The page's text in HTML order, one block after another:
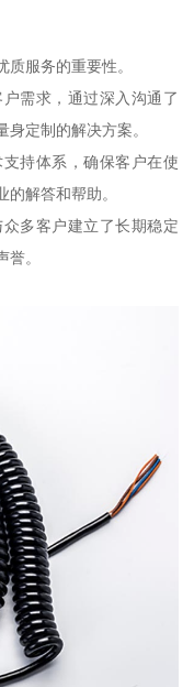
服务的重要性。
需求，通过深入沟通了
定制的解决方案。
持体系，确保客户在使
解答和帮助。
多客户建立了长期稳定
。